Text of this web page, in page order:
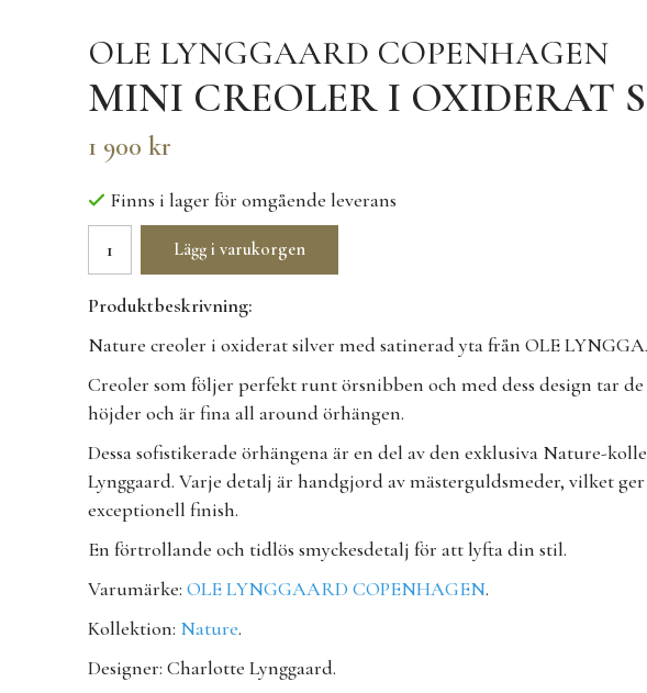
OLE LYNGGAARD COPENHAGEN
MINI CREOLER I OXIDERAT
1 900 kr
Finns i lager för omgående leverans
Lägg i varukorgen
Produktbeskrivning:
Nature creoler i oxiderat silver med satinerad yta från OLE
Creoler som följer perfekt runt örsnibben och med dess design tar
höjder och är fina all around örhängen.
Dessa sofistikerade örhängena är en del av den exklusiva Nature-
Lynggaard. Varje detalj är handgjord av mästerguldsmeder, vilket
exceptionell finish.
En förtrollande och tidlös smyckesdetalj för att lyfta din stil.
Varumärke: OLE LYNGGAARD COPENHAGEN.
Kollektion: Nature.
Designer: Charlotte Lynggaard.